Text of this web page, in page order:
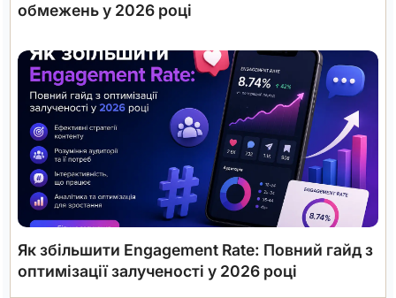
обмежень у 2026 році
Як збільшити Engagement Rate: Повний гайд з
оптимізації залученості у 2026 році